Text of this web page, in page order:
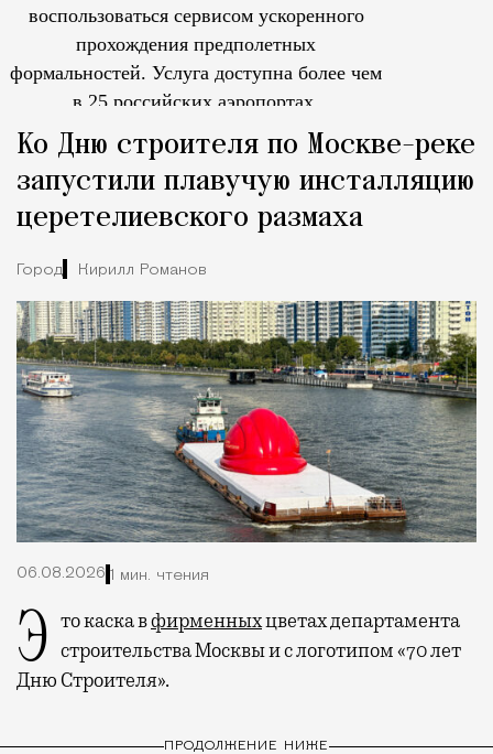
воспользоваться сервисом ускоренного
прохождения предполетных
формальностей. Услуга доступна более чем
в 25 российских аэропортах.
Ко Дню строителя по Москве-реке
запустили плавучую инсталляцию
церетелиевского размаха
Город Кирилл Романов
06.08.2026 1 мин. чтения
Это каска вфирменныхцветах департамента
строительства Москвы и с логотипом «70 лет
Дню Строителя».
ПРОДОЛЖЕНИЕ НИЖЕ